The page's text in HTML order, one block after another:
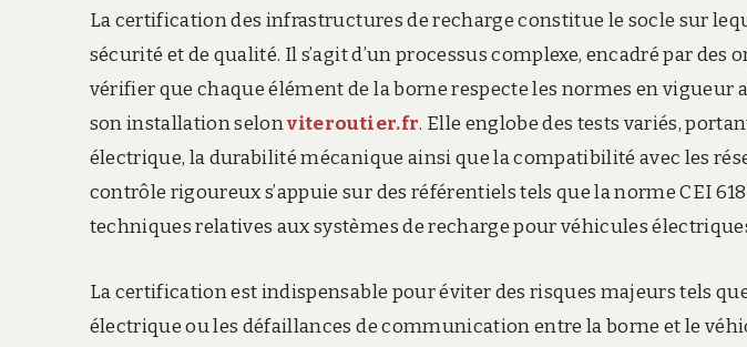
La certification des infrastructures de recharge constitue le socle sur
sécurité et de qualité. Il s’agit d’un processus complexe, encadré par des
vérifier que chaque élément de la borne respecte les normes en vigueur
son installation selonviteroutier.fr. Elle englobe des tests variés,
électrique, la durabilité mécanique ainsi que la compatibilité avec les
contrôle rigoureux s’appuie sur des référentiels tels que la norme CEI
techniques relatives aux systèmes de recharge pour véhicules
La certification est indispensable pour éviter des risques majeurs tels
électrique ou les défaillances de communication entre la borne et le